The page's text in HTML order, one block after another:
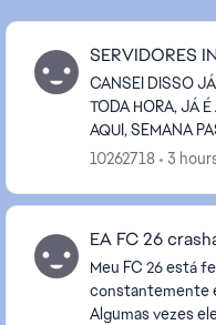
SERVIDORES
CANSEI DISSO
TODA HORA, JÁ
AQUI, SEMANA
COISA FICOU 3
10262718 3
EA FC 26
Meu FC 26 está
constantemente
Algumas vezes